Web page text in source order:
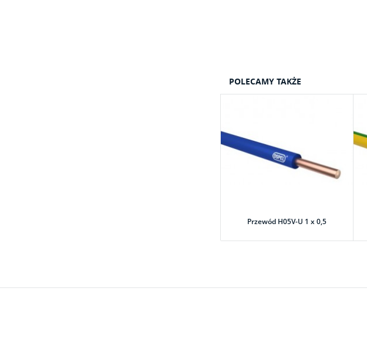
POLECAMY TAKŻE
Przewód H05V-U 1 x 0,5